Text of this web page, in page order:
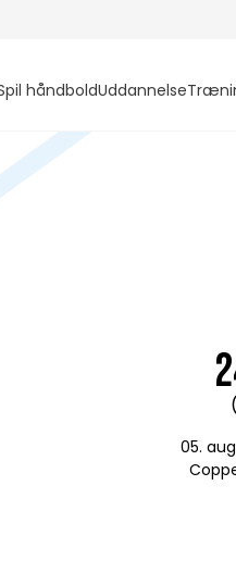
håndboldUddannelse
05.